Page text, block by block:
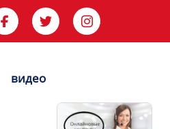
  
видео
